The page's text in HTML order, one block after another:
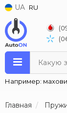
UA RU
Какую
Например:
Главная